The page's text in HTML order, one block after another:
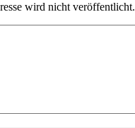
wird nicht veröffentlicht.